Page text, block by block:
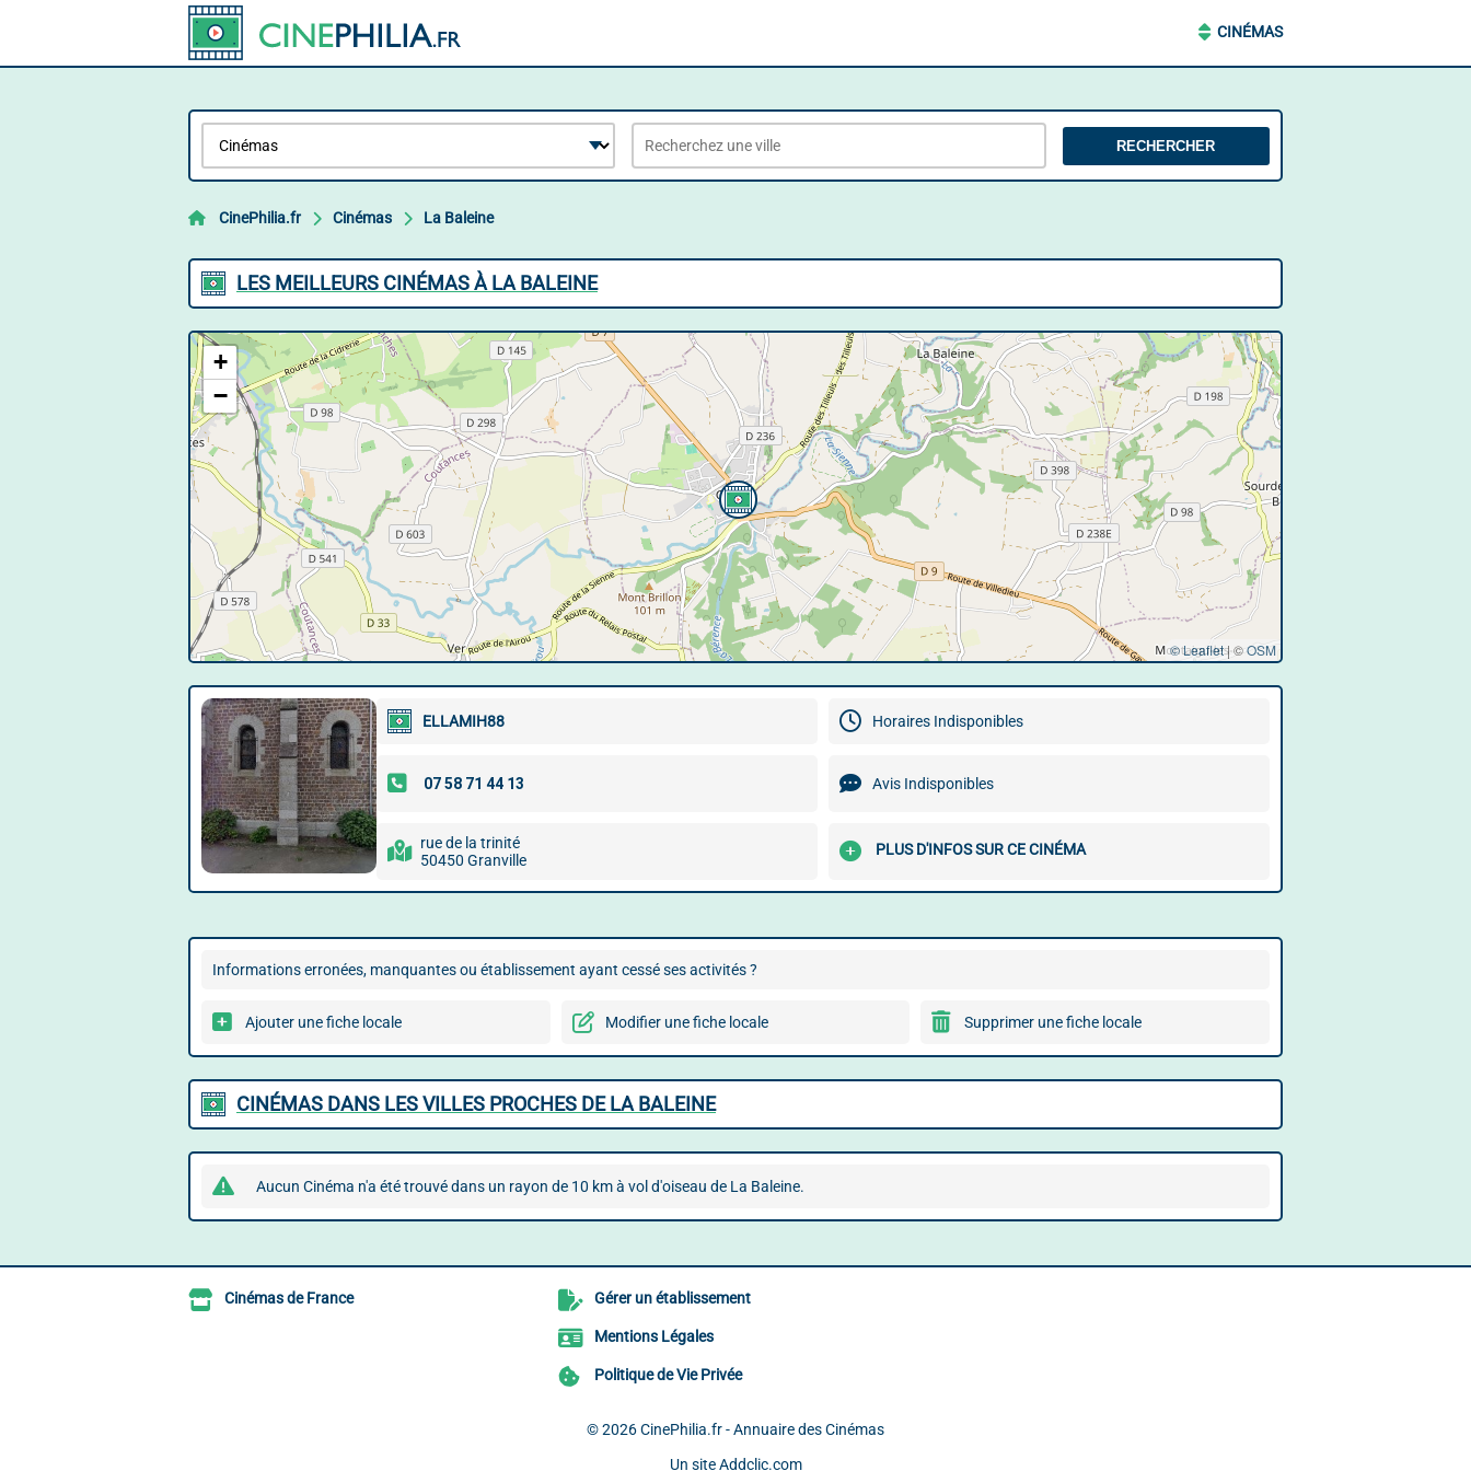
CINÉMAS
RECHERCHER
CinePhilia.fr Cinémas La Baleine
LES MEILLEURS CINÉMAS À LA BALEINE
+
−
© Leaflet|©OSM
ELLAMIH88 Horaires Indisponibles
Avis Indisponibles
rue de la trinité
50450 Granville
PLUS D'INFOS SUR CE CINÉMA
Informations erronées, manquantes ou établissement ayant cessé ses activités ?
Ajouter une fiche locale Modifier une fiche locale Supprimer une fiche locale
CINÉMAS DANS LES VILLES PROCHES DE LA BALEINE
Aucun Cinéma n'a été trouvé dans un rayon de 10 km à vol d'oiseau de La Baleine.
Cinémas de France Gérer un établissement
Mentions Légales
Politique de Vie Privée
© 2026CinePhilia.fr - Annuaire des Cinémas
Un site Addclic.com